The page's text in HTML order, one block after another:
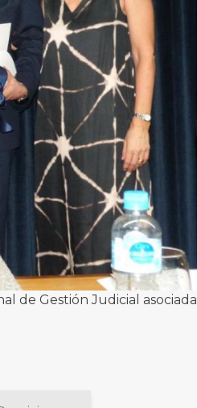
de Gestión Judicial asociada